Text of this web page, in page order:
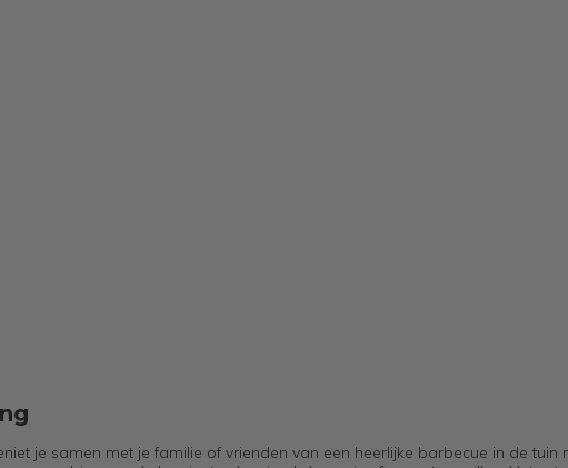
je samen met je familie of vrienden van een heerlijke barbecue in de tuin